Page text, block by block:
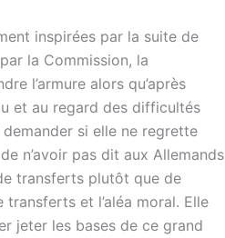
inspirées par la suite de
la Commission, la
l’armure alors qu’après
et au regard des difficultés
si elle ne regrette
n’avoir pas dit aux Allemands
transferts plutôt que de
et l’aléa moral. Elle
jeter les bases de ce grand